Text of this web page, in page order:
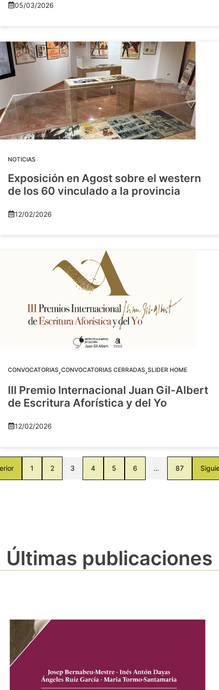
05/03/2026
NOTICIAS
Exposición en Agost sobre el western
de los 60 vinculado a la provincia
12/02/2026
CONVOCATORIAS,CONVOCATORIAS CERRADAS,SLIDER HOME
III Premio Internacional Juan Gil-Albert
de Escritura Aforística y del Yo
12/02/2026
1 2 3 4 5 6 … 87
Últimas publicaciones